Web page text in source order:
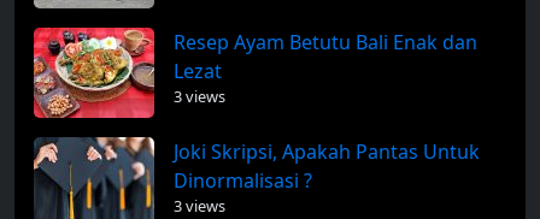
Resep Ayam Betutu Bali Enak dan
Lezat
3 views
Joki Skripsi, Apakah Pantas Untuk
Dinormalisasi ?
3 views